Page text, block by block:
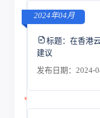
2024年04月
标题： 在香港
建议
发布日期：2024-